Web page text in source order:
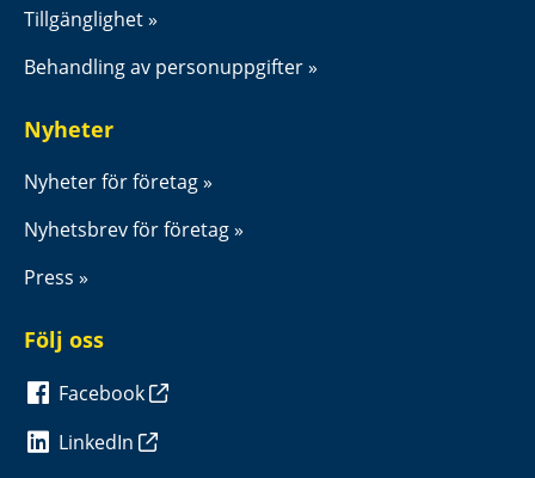
Tillgänglighet
Behandling av personuppgifter
Nyheter
Nyheter för företag
Nyhetsbrev för företag
Press
Följ oss
Facebook
LinkedIn